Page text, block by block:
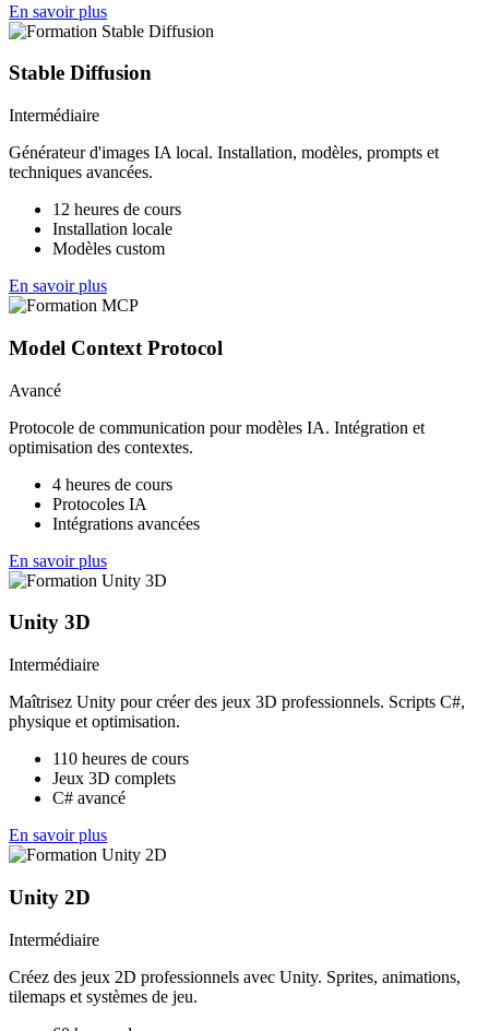
En savoir plus
Stable Diffusion
Intermédiaire
Générateur d'images IA local. Installation, modèles, prompts et
techniques avancées.
12 heures de cours
Installation locale
Modèles custom
En savoir plus
Model Context Protocol
Avancé
Protocole de communication pour modèles IA. Intégration et
optimisation des contextes.
4 heures de cours
Protocoles IA
Intégrations avancées
En savoir plus
Unity 3D
Intermédiaire
Maîtrisez Unity pour créer des jeux 3D professionnels. Scripts C#,
physique et optimisation.
110 heures de cours
Jeux 3D complets
C# avancé
En savoir plus
Unity 2D
Intermédiaire
Créez des jeux 2D professionnels avec Unity. Sprites, animations,
tilemaps et systèmes de jeu.